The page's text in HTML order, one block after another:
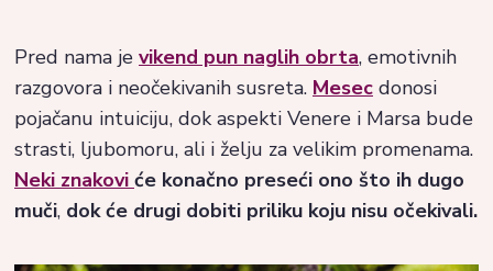
Pred nama je vikend pun naglih obrta, emotivnih
razgovora i neočekivanih susreta. Mesec donosi
pojačanu intuiciju, dok aspekti Venere i Marsa bude
strasti, ljubomoru, ali i želju za velikim promenama.
Neki znakovi će konačno preseći ono što ih dugo
muči, dok će drugi dobiti priliku koju nisu očekivali.